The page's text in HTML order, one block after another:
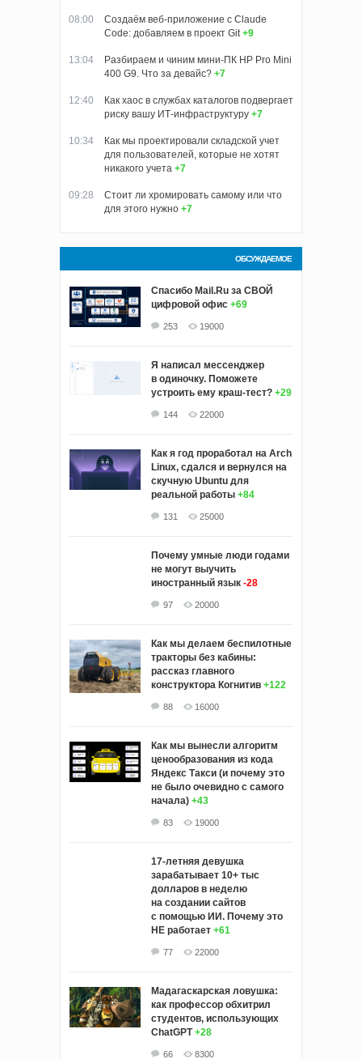
08:00
Создаём веб-приложение с Claude
Code: добавляем в проект Git +9
13:04
Разбираем и чиним мини-ПК HP Pro Mini
400 G9. Что за девайс? +7
12:40
Как хаос в службах каталогов подвергает
риску вашу ИТ-инфраструктуру +7
10:34
Как мы проектировали складской учет
для пользователей, которые не хотят
никакого учета +7
09:28
Стоит ли хромировать самому или что
для этого нужно +7
ОБСУЖДАЕМОЕ
Спасибо Mail.Ru за СВОЙ
цифровой офис +69
253 19000
Я написал мессенджер
в одиночку. Поможете
устроить ему краш‑тест? +29
144 22000
Как я год проработал на Arch
Linux, сдался и вернулся на
скучную Ubuntu для
реальной работы +84
131 25000
Почему умные люди годами
не могут выучить
иностранный язык -28
97 20000
Как мы делаем беспилотные
тракторы без кабины:
рассказ главного
конструктора Когнитив +122
88 16000
Как мы вынесли алгоритм
ценообразования из кода
Яндекс Такси (и почему это
не было очевидно с самого
начала) +43
83 19000
17-летняя девушка
зарабатывает 10+ тыс
долларов в неделю
на создании сайтов
с помощью ИИ. Почему это
НЕ работает +61
77 22000
Мадагаскарская ловушка:
как профессор обхитрил
студентов, использующих
ChatGPT +28
66 8300